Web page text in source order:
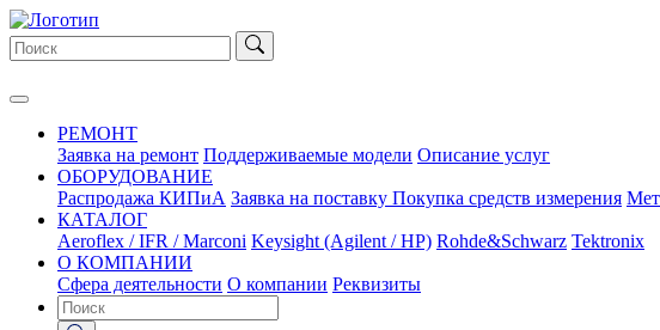
РЕМОНТ
Заявка на ремонт Поддерживаемые модели Описание услуг
ОБОРУДОВАНИЕ
Распродажа КИПиА Заявка на поставку Покупка средств измерения
КАТАЛОГ
Aeroflex / IFR / Marconi Keysight (Agilent / HP) Rohde&Schwarz Tektronix
О КОМПАНИИ
Сфера деятельности О компании Реквизиты